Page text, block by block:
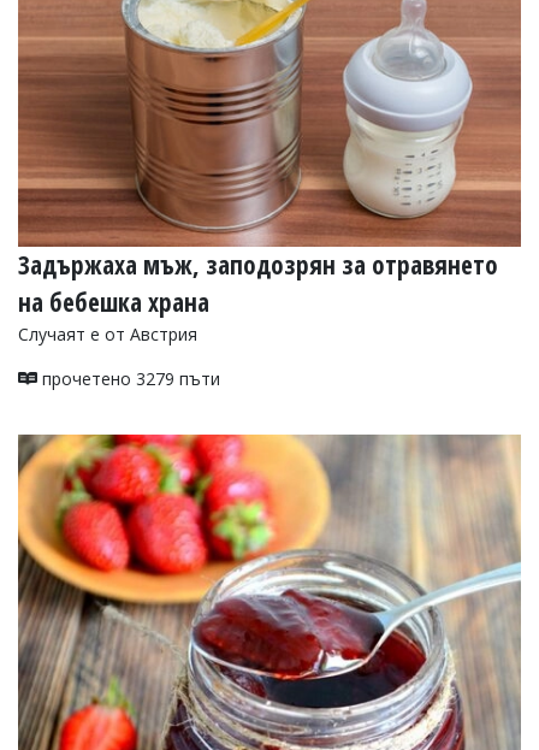
Задържаха мъж, заподозрян за отравянето
на бебешка храна
Случаят е от Австрия
прочетено 3279 пъти